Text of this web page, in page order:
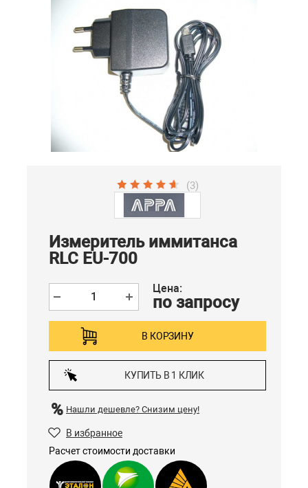
(3)
Измеритель иммитанса
RLC EU-700
Цена:
по запросу
В КОРЗИНУ
КУПИТЬ В 1 КЛИК
Нашли дешевле? Снизим цену!
В избранное
Расчет стоимости доставки